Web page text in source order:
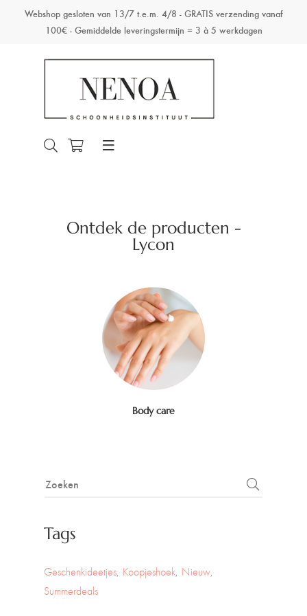
Webshop gesloten van 13/7 t.e.m. 4/8 - GRATIS verzending vanaf
100€ - Gemiddelde leveringstermijn = 3 à 5 werkdagen
Ontdek de producten -
Lycon
Body care
Tags
Geschenkideetjes Koopjeshoek Nieuw
Summerdeals